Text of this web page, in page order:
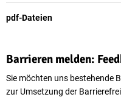
pdf-Dateien
Barrieren melden:
Sie möchten uns bestehende
zur Umsetzung der